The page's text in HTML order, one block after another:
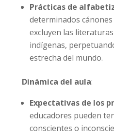
Prácticas de
determinados
excluyen las
indígenas,
estrecha del mundo.
Dinámica del aula:
Expectativas de los
educadores pueden
conscientes o